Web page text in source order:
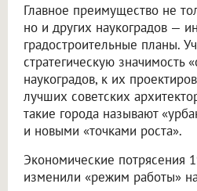
Главное преимущество не
но и других наукоградов —
градостроительные планы.
стратегическую значимость
наукоградов, к их
лучших советских
такие города называют
и новыми «точками роста».
Экономические потрясения
изменили «режим работы»